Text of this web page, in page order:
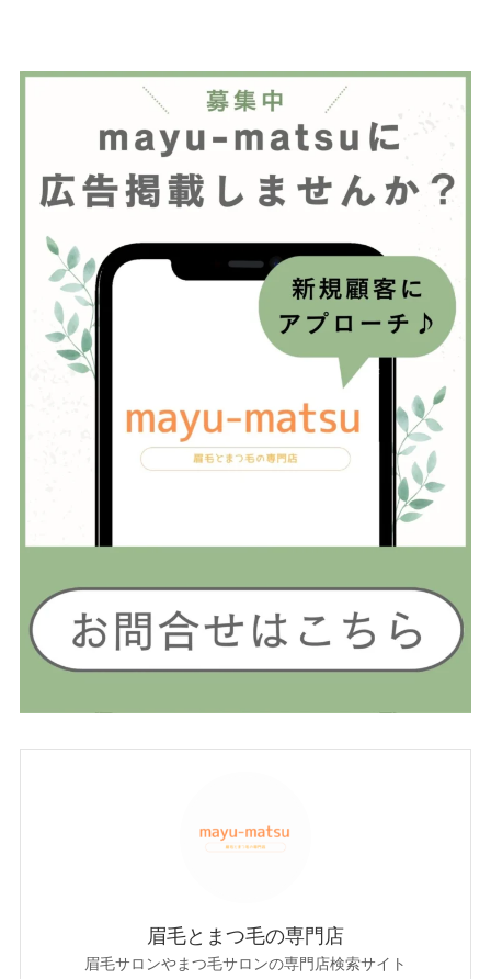
眉毛とまつ毛の専門店
眉毛サロンやまつ毛サロンの専門店検索サイト